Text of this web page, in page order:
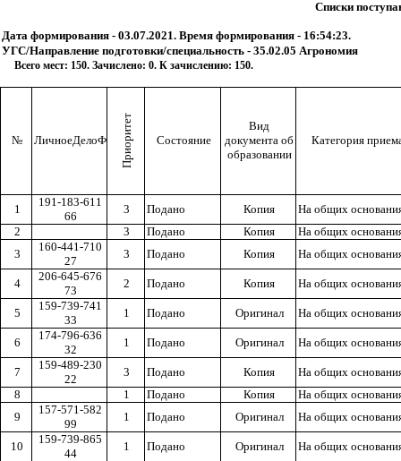
Списки
Дата формирования - 03.07.2021. Время формирования - 16:54:23.
УГС/Направление подготовки/специальность - 35.02.05 Агрономия
Всего мест: 150. Зачислено: 0. К зачислению: 150.
№ ЛичноеДелоФизическоеЛицоСНИЛС
Приоритет Состояние
Вид
документа об
образовании
Категория
1
191-183-611
66
3 Подано Копия
На общих
2
3 Подано Копия
На общих
3
160-441-710
27
3 Подано Копия На общих
4
206-645-676
73
2 Подано Копия На общих
5
159-739-741
33
1 Подано Оригинал На общих
6
174-796-636
32
1 Подано Оригинал На общих
7
159-489-230
22
3 Подано Копия
На общих
8
1 Подано Копия
На общих
9
157-571-582
99
1 Подано Оригинал На общих
10
159-739-865
44
1 Подано Оригинал На общих